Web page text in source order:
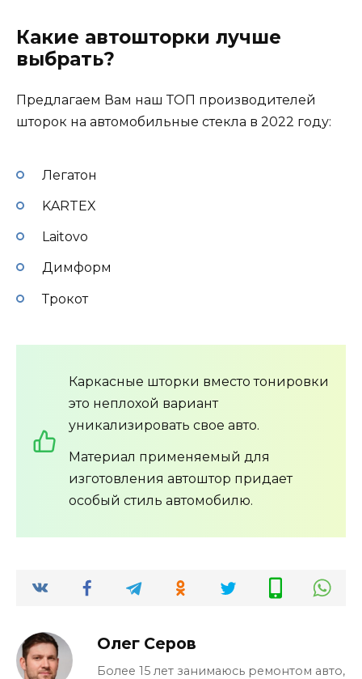
Какие автошторки лучше
выбрать?
Предлагаем Вам наш ТОП производителей
шторок на автомобильные стекла в 2022 году:
Легатон
KARTEX
Laitovo
Димформ
Трокот
Каркасные шторки вместо тонировки
это неплохой вариант
уникализировать свое авто.
Материал применяемый для
изготовления автоштор придает
особый стиль автомобилю.
Олег Серов
Более 15 лет занимаюсь ремонтом авто,